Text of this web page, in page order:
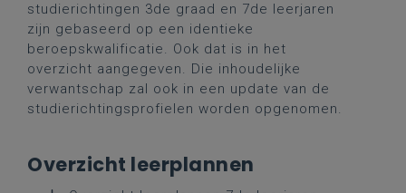
studierichtingen 3de graad en 7de leerjaren
zijn gebaseerd op een identieke
beroepskwalificatie. Ook dat is in het
overzicht aangegeven. Die inhoudelijke
verwantschap zal ook in een update van de
studierichtingsprofielen worden opgenomen.
Overzicht leerplannen